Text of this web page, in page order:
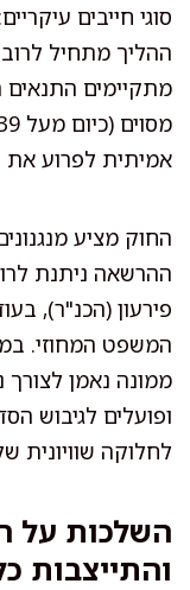
סוגי חייבים
ההליך מתחיל
מתקיימים
אמיתית לפרוע את
החוק מציע
ההרשאה ניתנת
פירעון (הכנ"ר),
המשפט המחוזי.
ממונה נאמן לצורך
ופועלים לגיבוש
לחלוקה שוויונית
השלכות על
והתייצבות